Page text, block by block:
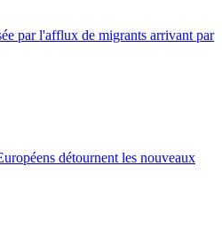
par l'afflux de migrants arrivant par
détournent les nouveaux